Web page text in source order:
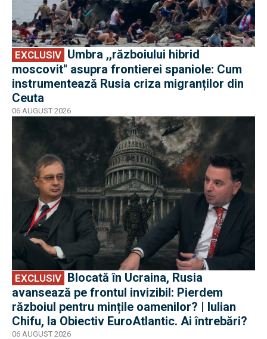
EXCLUSIV
moscovit'' asupra frontierei spaniole: Cum
instrumentează Rusia criza migranților din
Ceuta
06 AUGUST 2026
EXCLUSIV
avansează pe frontul invizibil: Pierdem
războiul pentru mințile oamenilor? | Iulian
Chifu, la Obiectiv EuroAtlantic. Ai întrebări?
06 AUGUST 2026